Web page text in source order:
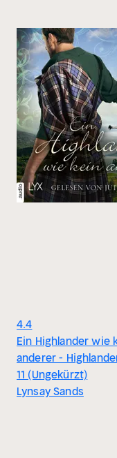
4.4
Ein Highlander wie
anderer -
11 (Ungekürzt)
Lynsay Sands